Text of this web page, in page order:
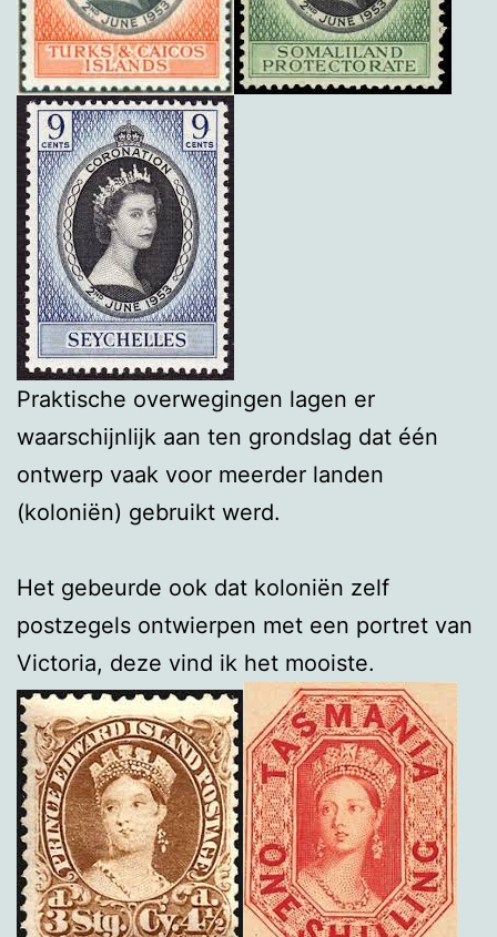
Praktische overwegingen lagen er
waarschijnlijk aan ten grondslag dat één
ontwerp vaak voor meerder landen
(koloniën) gebruikt werd.
Het gebeurde ook dat koloniën zelf
postzegels ontwierpen met een portret van
Victoria, deze vind ik het mooiste.